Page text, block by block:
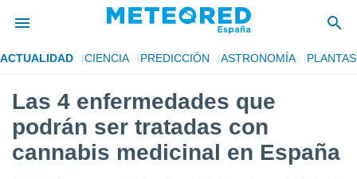
de
por
para
la
ACTUALIDAD CIENCIA PREDICCIÓN ASTRONOMÍA PLANTAS
Las 4 enfermedades que
podrán ser tratadas con
cannabis medicinal en España